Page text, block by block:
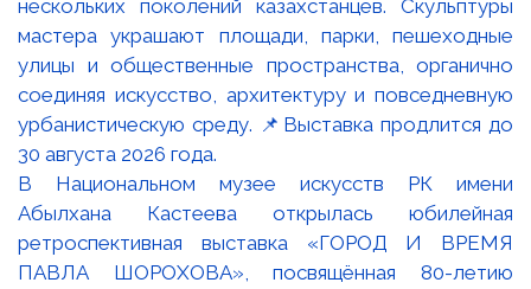
В Национальном музее искусств РК имени
Абылхана Кастеева открылась юбилейная
ретроспективная выставка «ГОРОД И ВРЕМЯ
ПАВЛА ШОРОХОВА», посвящённая 80-летию